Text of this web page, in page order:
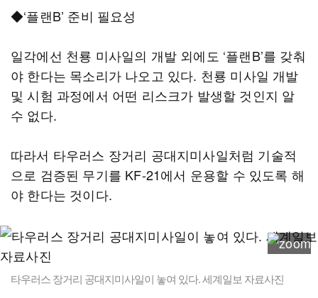
◆‘플랜B’ 준비 필요성
일각에선 천룡 미사일의 개발 외에도 ‘플랜B’를 갖춰
야 한다는 목소리가 나오고 있다. 천룡 미사일 개발
및 시험 과정에서 어떤 리스크가 발생할 것인지 알
수 없다.
따라서 타우러스 장거리 공대지미사일처럼 기술적
으로 검증된 무기를 KF-21에서 운용할 수 있도록 해
야 한다는 것이다.
타우러스 장거리 공대지미사일이 놓여 있다. 세계일보 자료사진